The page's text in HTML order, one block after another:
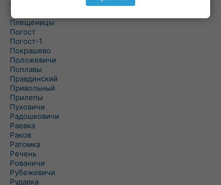
Першаи
Петришки
Плещеницы
Погост
Погост-1
Покрашево
Положевичи
Поплавы
Правдинский
Привольный
Прилепы
Пуховичи
Радошковичи
Раевка
Раков
Ратомка
Речень
Рованичи
Рубежевичи
Рудавка